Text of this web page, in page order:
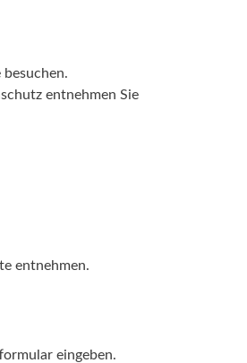
entnehmen Sie
entnehmen.
eingeben.